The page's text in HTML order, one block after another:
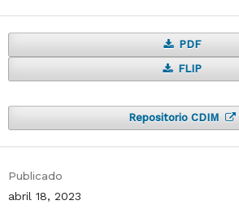
PDF
FLIP
Repositorio CDIM
Publicado
abril 18, 2023